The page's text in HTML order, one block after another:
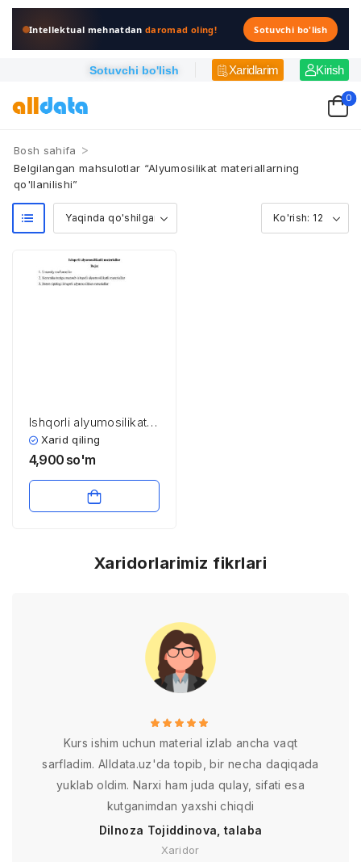
Intellektual mehnatdandaromad oling! Sotuvchi bo'lish
Sotuvchi bo'lish Xaridlarim Kirish
0
Bosh sahifa >
Belgilangan mahsulotlar “Alyumosilikat materiallarning
qo'llanilishi”
Ishqorli alyumosilikatli
materiallar
Xarid qiling
4,900 so'm
Xaridorlarimiz fikrlari
Kurs ishim uchun material izlab ancha vaqt
sarfladim. Alldata.uz'da topib, bir necha daqiqada
yuklab oldim. Narxi ham juda qulay, sifati esa
kutganimdan yaxshi chiqdi
Dilnoza Tojiddinova, talaba
Xaridor